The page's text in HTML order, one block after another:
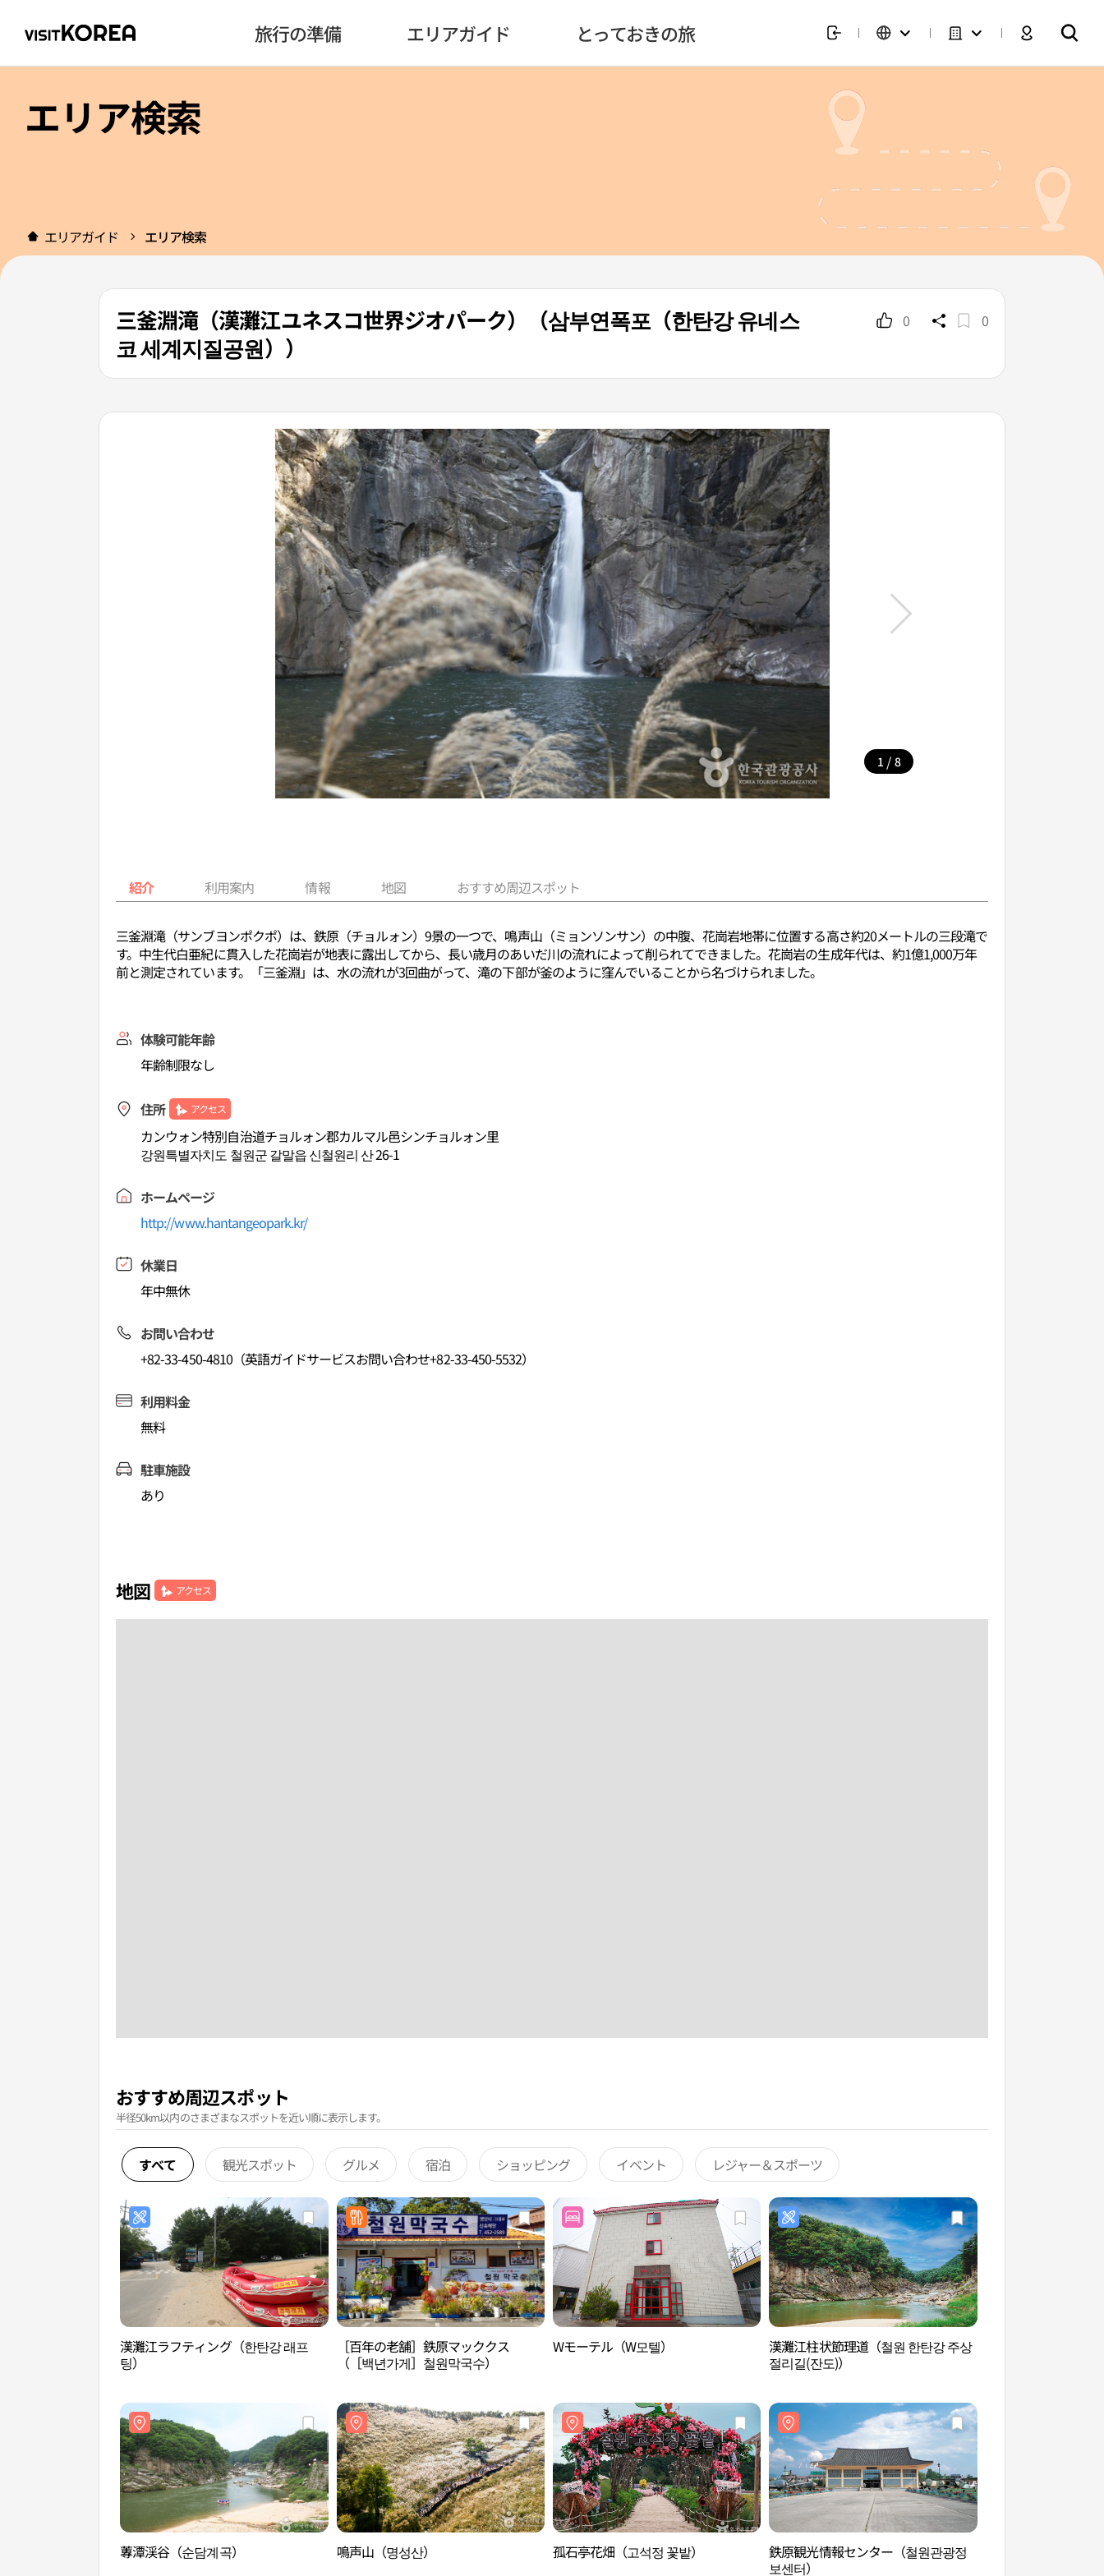
旅行の準備 エリアガイド とっておきの旅
エリア検索
エリアガイド エリア検索
三釜淵滝（漢灘江ユネスコ世界ジオパーク）（삼부연폭포（한탄강 유네스
코 세계지질공원））
0 0
1 / 8
紹介 利用案内 情報 地図 おすすめ周辺スポット
三釜淵滝（サンブヨンポクポ）は、鉄原（チョルォン）9景の一つで、鳴声山（ミョンソンサン）の中腹、花崗岩地帯に位置する高さ約20メートルの三段滝で
す。中生代白亜紀に貫入した花崗岩が地表に露出してから、長い歳月のあいだ川の流れによって削られてできました。花崗岩の生成年代は、約1億1,000万年
前と測定されています。「三釜淵」は、水の流れが3回曲がって、滝の下部が釜のように窪んでいることから名づけられました。
体験可能年齢
年齢制限なし
住所 アクセス
カンウォン特別自治道チョルォン郡カルマル邑シンチョルォン里
강원특별자치도 철원군 갈말읍 신철원리 산 26-1
ホームページ
http://www.hantangeopark.kr/
休業日
年中無休
お問い合わせ
+82-33-450-4810（英語ガイドサービスお問い合わせ+82-33-450-5532）
利用料金
無料
駐車施設
あり
地図 アクセス
おすすめ周辺スポット
半径50km以内のさまざまなスポットを近い順に表示します。
すべて 観光スポット グルメ 宿泊 ショッピング イベント レジャー＆スポーツ
漢灘江ラフティング（한탄강 래프
팅）
［百年の老舗］鉄原マッククス
（［백년가게］철원막국수）
Wモーテル（W모텔）
漢灘江柱状節理道（철원 한탄강 주상
절리길(잔도)）
蓴潭渓谷（순담계곡） 鳴声山（명성산） 孤石亭花畑（고석정 꽃밭）
鉄原観光情報センター（철원관광정
보센터）